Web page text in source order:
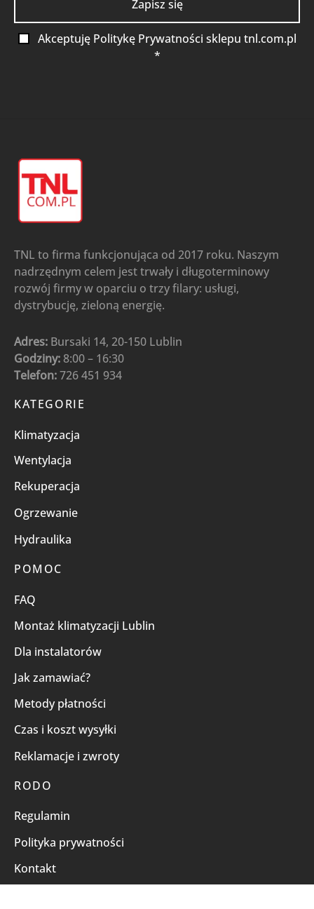
Akceptuję Politykę Prywatności sklepu tnl.com.pl
*
TNL to firma funkcjonująca od 2017 roku. Naszym
nadrzędnym celem jest trwały i długoterminowy
rozwój firmy w oparciu o trzy filary: usługi,
dystrybucję, zieloną energię.
Adres: Bursaki 14, 20-150 Lublin
Godziny: 8:00 – 16:30
Telefon:726 451 934
KATEGORIE
Klimatyzacja
Wentylacja
Rekuperacja
Ogrzewanie
Hydraulika
POMOC
FAQ
Montaż klimatyzacji Lublin
Dla instalatorów
Jak zamawiać?
Metody płatności
Czas i koszt wysyłki
Reklamacje i zwroty
RODO
Regulamin
Polityka prywatności
Kontakt